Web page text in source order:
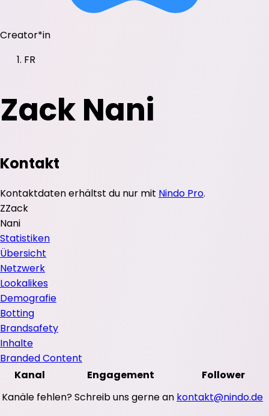
Creator*in
FR
Zack Nani
Kontakt
Kontaktdaten erhältst du nur mit Nindo Pro.
ZZack
Nani
Statistiken
Übersicht
Netzwerk
Lookalikes
Demografie
Botting
Brandsafety
Inhalte
Branded Content
Kanal
Engagement
Follower
Kanäle fehlen? Schreib uns gerne an kontakt@nindo.de